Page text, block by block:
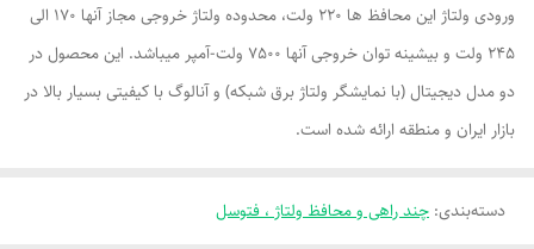
ورودی ولتاژ این محافظ ها 220 ولت، محدوده ولتاژ خروجی مجاز آنها 170 الی
245 ولت و بیشینه توان خروجی آنها 7500 ولت-آمپر میباشد. این محصول در
دو مدل دیجیتال (با نمایشگر ولتاژ برق شبکه) و آنالوگ با کیفیتی بسیار بالا در
بازار ایران و منطقه ارائه شده است.
دسته‌بندی: چند راهی و محافظ ولتاژ ، فتوسل